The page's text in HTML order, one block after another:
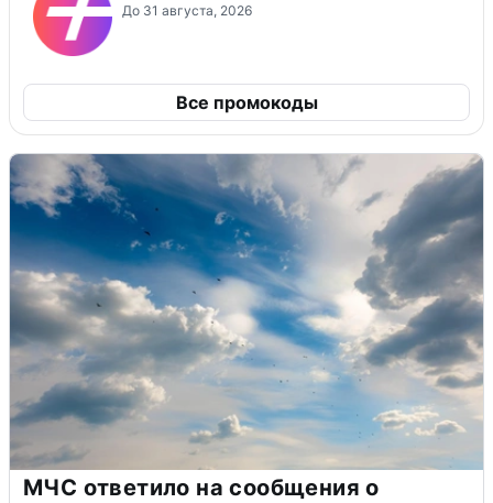
До 31 августа, 2026
Все промокоды
МЧС ответило на сообщения о